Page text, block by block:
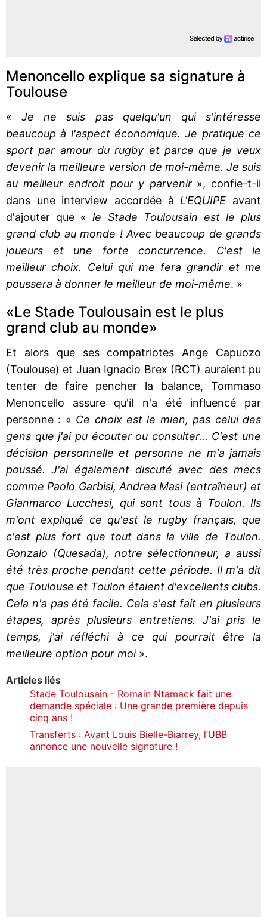
Menoncello explique sa signature à
Toulouse
«Je ne suis pas quelqu'un qui s'intéresse
beaucoup à l'aspect économique. Je pratique ce
sport par amour du rugby et parce que je veux
devenir la meilleure version de moi-même. Je suis
au meilleur endroit pour y parvenir», confie-t-il
dans une interview accordée à L'EQUIPE avant
d'ajouter que «le Stade Toulousain est le plus
grand club au monde ! Avec beaucoup de grands
joueurs et une forte concurrence. C'est le
meilleur choix. Celui qui me fera grandir et me
poussera à donner le meilleur de moi-même. »
«Le Stade Toulousain est le plus
grand club au monde»
Et alors que ses compatriotes Ange Capuozo
(Toulouse) et Juan Ignacio Brex (RCT) auraient pu
tenter de faire pencher la balance, Tommaso
Menoncello assure qu'il n'a été influencé par
personne : « Ce choix est le mien, pas celui des
gens que j'ai pu écouter ou consulter... C'est une
décision personnelle et personne ne m'a jamais
poussé. J'ai également discuté avec des mecs
comme Paolo Garbisi, Andrea Masi (entraîneur) et
Gianmarco Lucchesi, qui sont tous à Toulon. Ils
m'ont expliqué ce qu'est le rugby français, que
c'est plus fort que tout dans la ville de Toulon.
Gonzalo (Quesada), notre sélectionneur, a aussi
été très proche pendant cette période. Il m'a dit
que Toulouse et Toulon étaient d'excellents clubs.
Cela n'a pas été facile. Cela s'est fait en plusieurs
étapes, après plusieurs entretiens. J'ai pris le
temps, j'ai réfléchi à ce qui pourrait être la
meilleure option pour moi».
Articles liés
Stade Toulousain - Romain Ntamack fait une
demande spéciale : Une grande première depuis
cinq ans !
Transferts : Avant Louis Bielle-Biarrey, l’UBB
annonce une nouvelle signature !